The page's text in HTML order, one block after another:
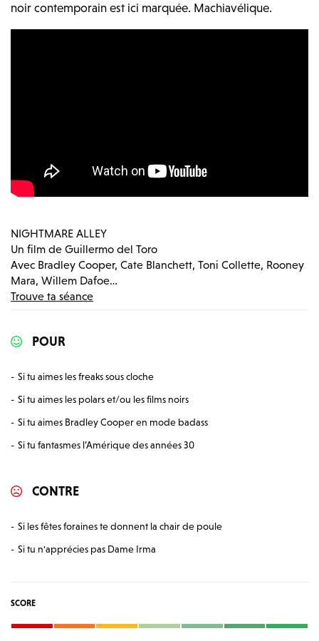
noir contemporain est ici marquée. Machiavélique.
NIGHTMARE ALLEY
Un film de Guillermo del Toro
Avec Bradley Cooper, Cate Blanchett, Toni Collette, Rooney
Mara, Willem Dafoe…
Trouve ta séance
POUR
Si tu aimes les freaks sous cloche
Si tu aimes les polars et/ou les films noirs
Si tu aimes Bradley Cooper en mode badass
Si tu fantasmes l’Amérique des années 30
CONTRE
Si les fêtes foraines te donnent la chair de poule
Si tu n'apprécies pas Dame Irma
SCORE